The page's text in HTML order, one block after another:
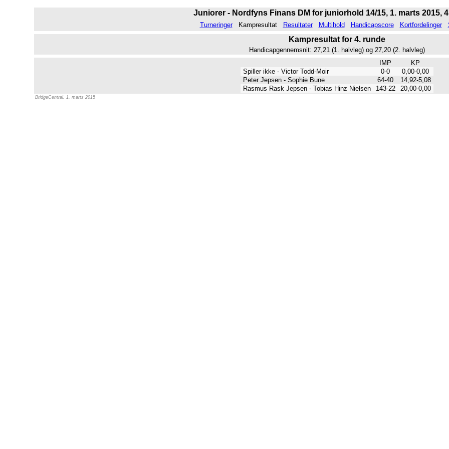
Juniorer - Nordfyns Finans DM for juniorhold 14/15, 1. marts 2015,
Turneringer Kampresultat Resultater Multihold Handicapscore Kortfordelinger
Kampresultat for 4. runde
Handicapgennemsnit: 27,21 (1. halvleg) og 27,20 (2. halvleg)
IMP
KP
Spiller ikke - Victor Todd-Moir
0-0
0,00-0,00
Peter Jepsen - Sophie Bune
64-40
14,92-5,08
Rasmus Rask Jepsen - Tobias Hinz Nielsen
143-22 20,00-0,00
BridgeCentral, 1. marts 2015